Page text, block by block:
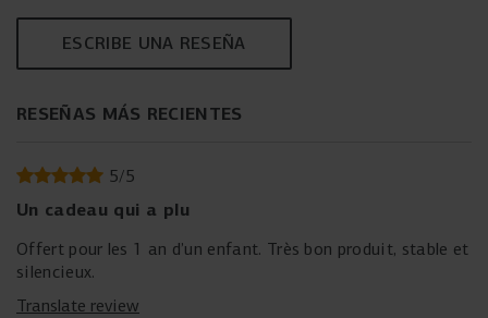
ESCRIBE UNA RESEÑA
RESEÑAS MÁS RECIENTES
5/5
Un cadeau qui a plu
Offert pour les 1 an d’un enfant. Très bon produit, stable et
silencieux.
Translate review